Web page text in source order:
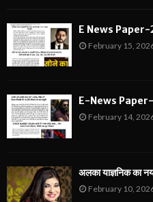
E News Paper-
February 15,
E-News
February 14,
अलका याज्ञनिक का
February 10,